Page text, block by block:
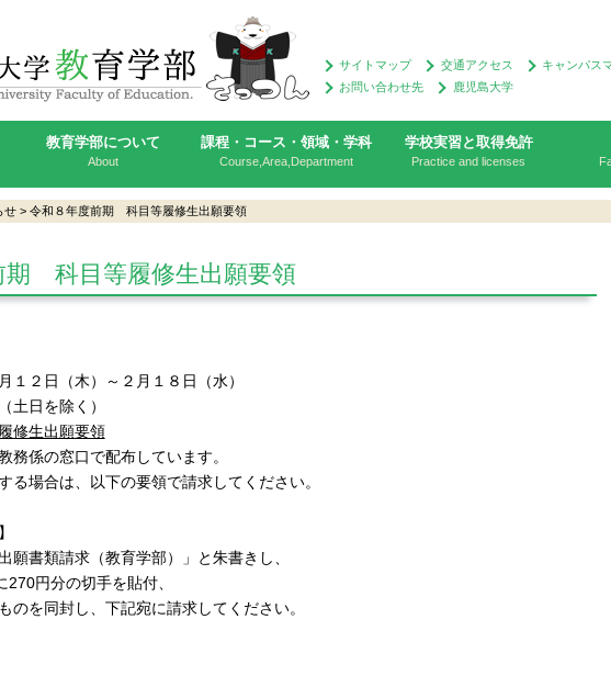
サイトマップ 交通アクセス
キャンパス
お問い合わせ先
鹿児島大学
教育学部について
About
課程・コース・領域・学科
Course,Area,Department
学校実習と取得免許
Practice and licenses
せ >令和８年度前期 科目等履修生出願要領
期 科目等履修生出願要領
１２日（木）～２月１８日（水）
土日を除く）
修生出願要領
務係の窓口で配布しています。
る場合は、以下の要領で請求してください。
願書類請求（教育学部）」と朱書きし、
円分の切手を貼付、
のを同封し、下記宛に請求してください。